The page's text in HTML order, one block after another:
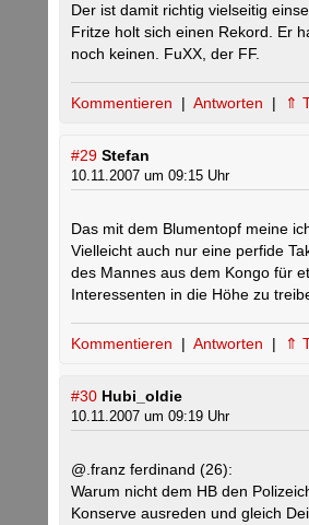
Der ist damit richtig vielseitig
Fritze holt sich einen Rekord. Er
noch keinen. FuXX, der FF.
Kommentieren | Antworten | ⇑
#29 Stefan
10.11.2007 um 09:15 Uhr
Das mit dem Blumentopf meine
Vielleicht auch nur eine perfide
des Mannes aus dem Kongo für
Interessenten in die Höhe zu
Kommentieren | Antworten | ⇑
#30 Hubi_oldie
10.11.2007 um 09:19 Uhr
@.franz ferdinand (26):
Warum nicht dem HB den
Konserve ausreden und gleich